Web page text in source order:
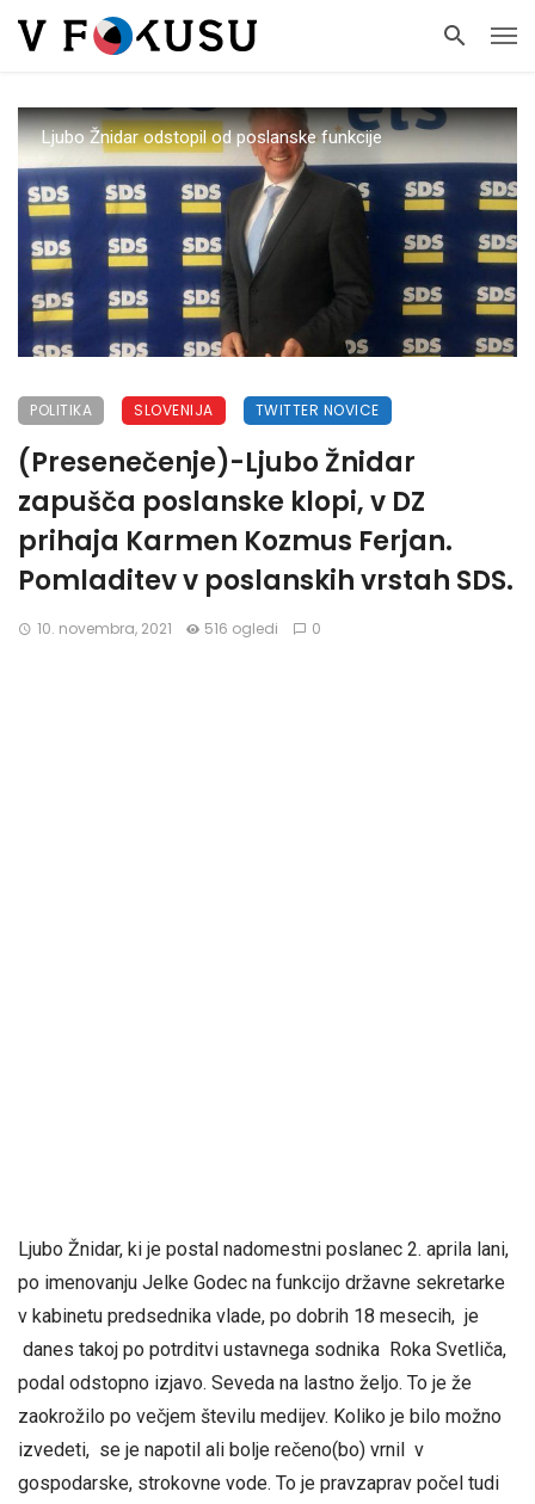
Ljubo Žnidar odstopil od poslanske funkcije
POLITIKA SLOVENIJA TWITTER NOVICE
(Presenečenje)-Ljubo Žnidar
zapušča poslanske klopi, v DZ
prihaja Karmen Kozmus Ferjan.
Pomladitev v poslanskih vrstah SDS.
10. novembra, 2021 516 ogledi 0
Ljubo Žnidar, ki je postal nadomestni poslanec 2. aprila lani,
po imenovanju Jelke Godec na funkcijo državne sekretarke
v kabinetu predsednika vlade, po dobrih 18 mesecih, je
danes takoj po potrditvi ustavnega sodnika Roka Svetliča,
podal odstopno izjavo. Seveda na lastno željo. To je že
zaokrožilo po večjem številu medijev. Koliko je bilo možno
izvedeti, se je napotil ali bolje rečeno(bo) vrnil v
gospodarske, strokovne vode. To je pravzaprav počel tudi